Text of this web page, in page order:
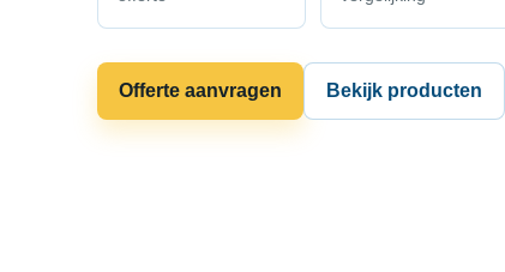
Offerte aanvragen Bekijk producten